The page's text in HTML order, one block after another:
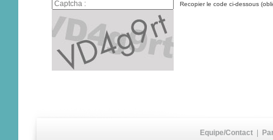
Recopier le code ci-dessous
Equipe/Contact